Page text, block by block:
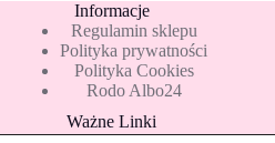
Informacje
Regulamin sklepu
Polityka prywatności
Polityka Cookies
Rodo Albo24
Ważne Linki